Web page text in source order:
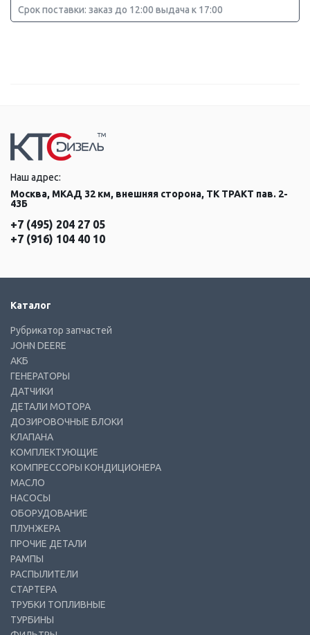
Срок поставки: заказ до 12:00 выдача к 17:00
Наш адрес:
Москва, МКАД 32 км, внешняя сторона, ТК ТРАКТ пав. 2-
43Б
+7 (495) 204 27 05
+7 (916) 104 40 10
Каталог
Рубрикатор запчастей
JOHN DEERE
АКБ
ГЕНЕРАТОРЫ
ДАТЧИКИ
ДЕТАЛИ МОТОРА
ДОЗИРОВОЧНЫЕ БЛОКИ
КЛАПАНА
КОМПЛЕКТУЮЩИЕ
КОМПРЕССОРЫ КОНДИЦИОНЕРА
МАСЛО
НАСОСЫ
ОБОРУДОВАНИЕ
ПЛУНЖЕРА
ПРОЧИЕ ДЕТАЛИ
РАМПЫ
РАСПЫЛИТЕЛИ
СТАРТЕРА
ТРУБКИ ТОПЛИВНЫЕ
ТУРБИНЫ